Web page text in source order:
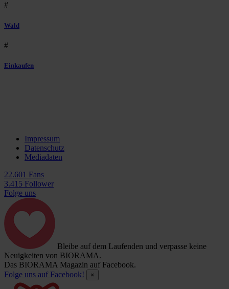
#
Wald
#
Einkaufen
Impressum
Datenschutz
Mediadaten
22.601 Fans
3.415 Follower
Folge uns
Bleibe auf dem Laufenden und verpasse keine
Neuigkeiten von BIORAMA.
Das BIORAMA Magazin auf Facebook.
Folge uns auf Facebook!
×